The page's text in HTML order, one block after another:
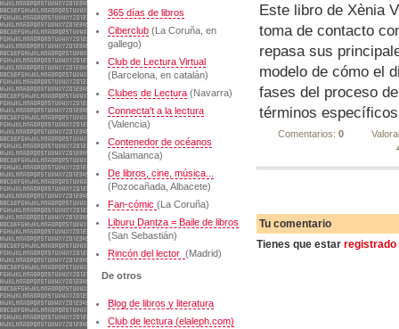
365 días de libros
Ciberclub(La Coruña, en
gallego)
Club de Lectura Virtual
(Barcelona, en catalán)
Clubes de Lectura(Navarra)
Connecta't a la lectura
(Valencia)
Contenedor de océanos
(Salamanca)
De libros, cine, música...
(Pozocañada, Albacete)
Fan-cómic (La Coruña)
Liburu Dantza = Baile de libros
(San Sebastián)
Rincón del lector (Madrid)
De otros
Blog de libros y literatura
Club de lectura (elaleph.com)
Este libro de Xènia
toma de contacto
repasa sus
modelo de cómo el
fases del proceso
términos
Comentarios: 0
Tu comentario
Tienes que estar registrado